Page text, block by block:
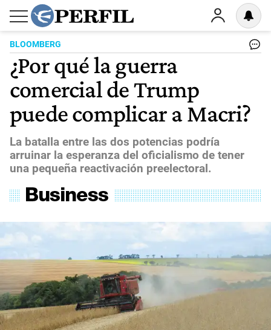
BLOOMBERG
¿Por qué la guerra
comercial de Trump
puede complicar a Macri?
La batalla entre las dos potencias podría
arruinar la esperanza del oficialismo de tener
una pequeña reactivación preelectoral.